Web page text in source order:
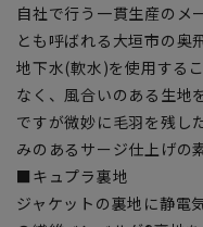
自社で行う一貫生産のメ
とも呼ばれる大垣市の奥
地下水(軟水)を使用する
なく、風合いのある生地
ですが微妙に毛羽を残し
みのあるサージ仕上げの
■キュプラ裏地
ジャケットの裏地に静電